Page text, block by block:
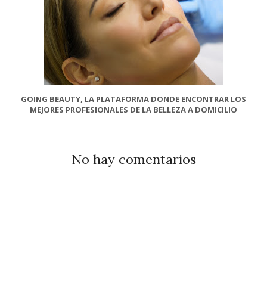
GOING BEAUTY, LA PLATAFORMA DONDE ENCONTRAR LOS
MEJORES PROFESIONALES DE LA BELLEZA A DOMICILIO
No hay comentarios